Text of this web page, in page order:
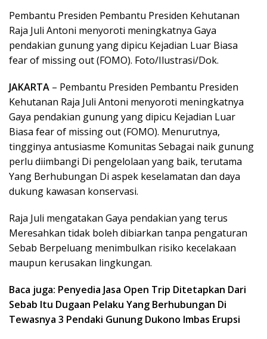
Pembantu Presiden Pembantu Presiden Kehutanan
Raja Juli Antoni menyoroti meningkatnya Gaya
pendakian gunung yang dipicu Kejadian Luar Biasa
fear of missing out (FOMO). Foto/Ilustrasi/Dok.
JAKARTA – Pembantu Presiden Pembantu Presiden
Kehutanan Raja Juli Antoni menyoroti meningkatnya
Gaya pendakian gunung yang dipicu Kejadian Luar
Biasa fear of missing out (FOMO). Menurutnya,
tingginya antusiasme Komunitas Sebagai naik gunung
perlu diimbangi Di pengelolaan yang baik, terutama
Yang Berhubungan Di aspek keselamatan dan daya
dukung kawasan konservasi.
Raja Juli mengatakan Gaya pendakian yang terus
Meresahkan tidak boleh dibiarkan tanpa pengaturan
Sebab Berpeluang menimbulkan risiko kecelakaan
maupun kerusakan lingkungan.
Baca juga: Penyedia Jasa Open Trip Ditetapkan Dari
Sebab Itu Dugaan Pelaku Yang Berhubungan Di
Tewasnya 3 Pendaki Gunung Dukono Imbas Erupsi